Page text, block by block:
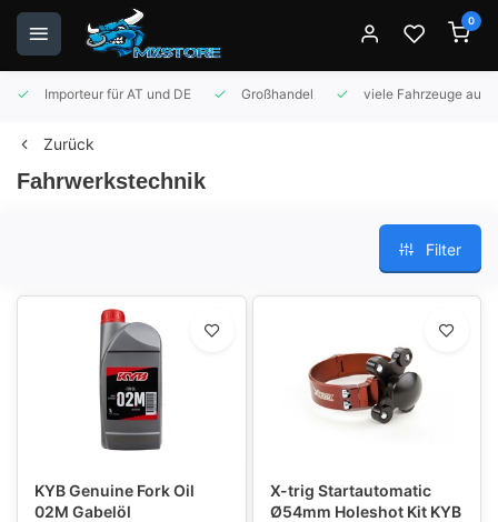
0
Importeur für AT und DE Großhandel viele Fahrzeuge auf
Zurück
Fahrwerkstechnik
Filter
KYB Genuine Fork Oil
02M Gabelöl
X-trig Startautomatic
Ø54mm Holeshot Kit KYB